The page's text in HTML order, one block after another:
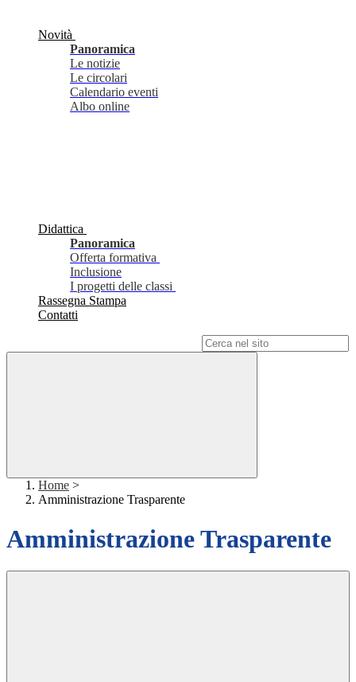
Novità
Panoramica
Le notizie
Le circolari
Calendario eventi
Albo online
Didattica
Panoramica
Offerta formativa
Inclusione
I progetti delle classi
Rassegna Stampa
Contatti
Home >
Amministrazione Trasparente
Amministrazione Trasparente